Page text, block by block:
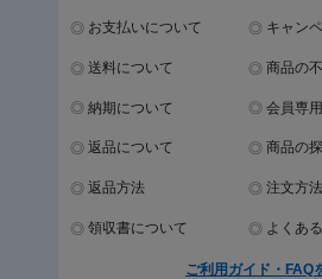
お支払いについて キャン
送料について 商品の
納期について 会員専
返品について 商品の
返品方法 注文方
領収書について よくあ
ご利用ガイド・FAQ